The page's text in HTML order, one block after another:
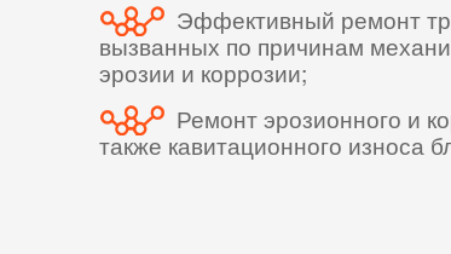
Эффективный ремонт
вызванных по причинам
эрозии и коррозии;
Ремонт эрозионного и
также кавитационного износа